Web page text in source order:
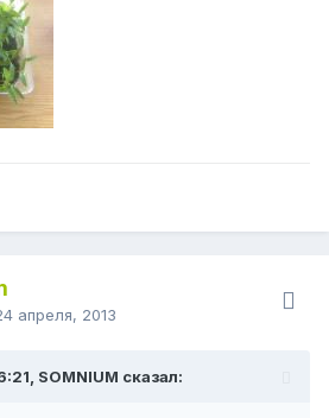
апреля, 2013
SOMNIUM сказал: